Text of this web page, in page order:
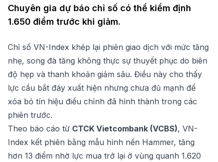
Chuyên gia dự báo chỉ số có thể kiểm định
1.650 điểm trước khi giảm.
Chỉ số VN-Index khép lại phiên giao dịch với mức tăng
nhẹ, song đà tăng không thực sự thuyết phục do biên
độ hẹp và thanh khoản giảm sâu. Điều này cho thấy
lực cầu bắt đáy xuất hiện nhưng chưa đủ mạnh để
xóa bỏ tín hiệu điều chỉnh đã hình thành trong các
phiên trước.
Theo báo cáo từ CTCK Vietcombank (VCBS), VN-
Index kết phiên bằng mẫu hình nến Hammer, tăng
hơn 13 điểm nhờ lực mua trở lại ở vùng quanh 1.620